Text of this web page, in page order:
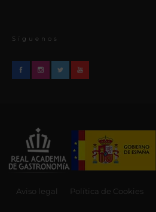
Síguenos
Aviso legal Política de Cookies